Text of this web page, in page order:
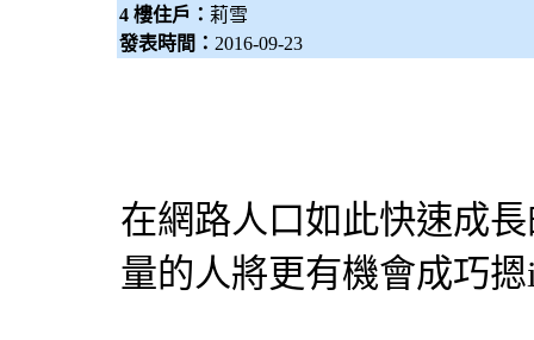
4 樓住戶： 莉雪
發表時間： 2016-09-23
在網路人口如此快速成
量的人將更有機會成巧